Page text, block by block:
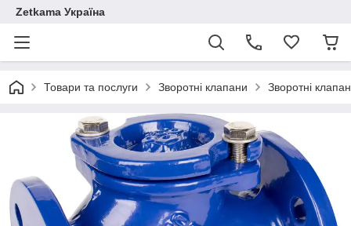
Zetkama Україна
Товари та послуги Зворотні клапани Зворотні